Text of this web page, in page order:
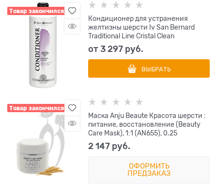
Товар закончился
Кондиционер для устранения
желтизны шерсти Iv San Bernard
Traditional Line Cristal Clean
от3 297 руб.
ВЫБРАТЬ
Товар закончился
Маска Anju Beaute Красота шерсти :
питание, восстановление (Beauty
Care Mask), 1:1 (AN655), 0.25
2 147 руб.
ОФОРМИТЬ
ПРЕДЗАКАЗ